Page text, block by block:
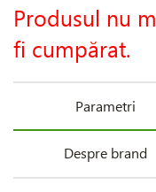
Produsul nu
fi cumpărat.
Parametri
Despre brand